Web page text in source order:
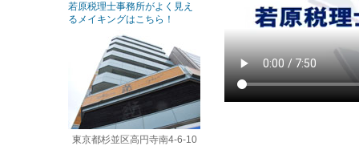
若原税理士事務所がよく見え
るメイキングはこちら！
東京都杉並区高円寺南4-6-10